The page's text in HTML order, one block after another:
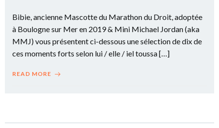
Bibie, ancienne Mascotte du Marathon du Droit, adoptée
à Boulogne sur Mer en 2019 & Mini Michael Jordan (aka
MMJ) vous présentent ci-dessous une sélection de dix de
ces moments forts selon lui / elle / iel toussa […]
READ MORE